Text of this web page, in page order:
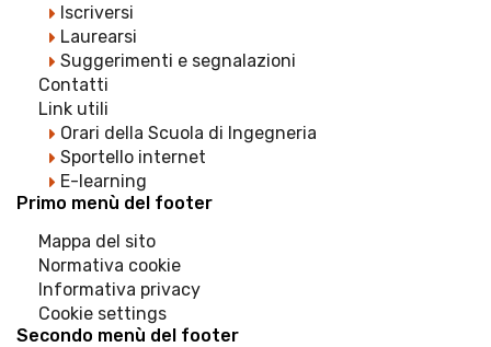
Iscriversi
Laurearsi
Suggerimenti e segnalazioni
Contatti
Link utili
Orari della Scuola di Ingegneria
Sportello internet
E-learning
Primo menù del footer
Mappa del sito
Normativa cookie
Informativa privacy
Cookie settings
Secondo menù del footer